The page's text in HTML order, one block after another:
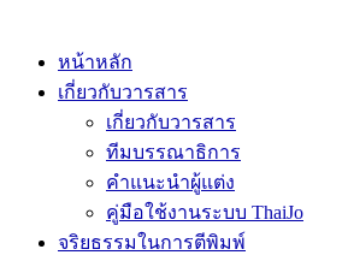
หน้าหลัก
เกี่ยวกับวารสาร
เกี่ยวกับวารสาร
ทีมบรรณาธิการ
คำแนะนำผู้แต่ง
คู่มือใช้งานระบบ ThaiJo
จริยธรรมในการตีพิมพ์